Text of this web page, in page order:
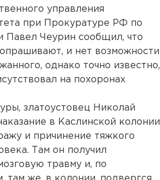
управления
при Прокуратуре РФ по
Павел Чеурин сообщил, что
и нет возможности
однако точно известно,
на похоронах
златоустовец Николай
в Каслинской колонии
и причинение тяжкого
Там он получил
травму и, по